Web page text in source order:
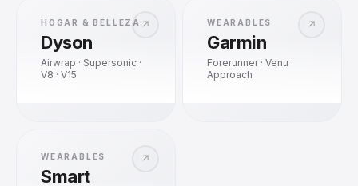
↗
HOGAR & BELLEZA
Dyson
Airwrap · Supersonic ·
V8 · V15
↗
WEARABLES
Garmin
Forerunner · Venu ·
Approach
↗
WEARABLES
Smart